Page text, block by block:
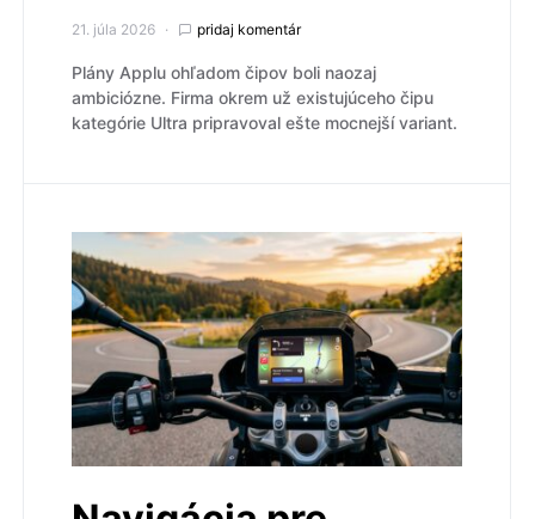
21. júla 2026 pridaj komentár
Plány Applu ohľadom čipov boli naozaj
ambiciózne. Firma okrem už existujúceho čipu
kategórie Ultra pripravoval ešte mocnejší variant.